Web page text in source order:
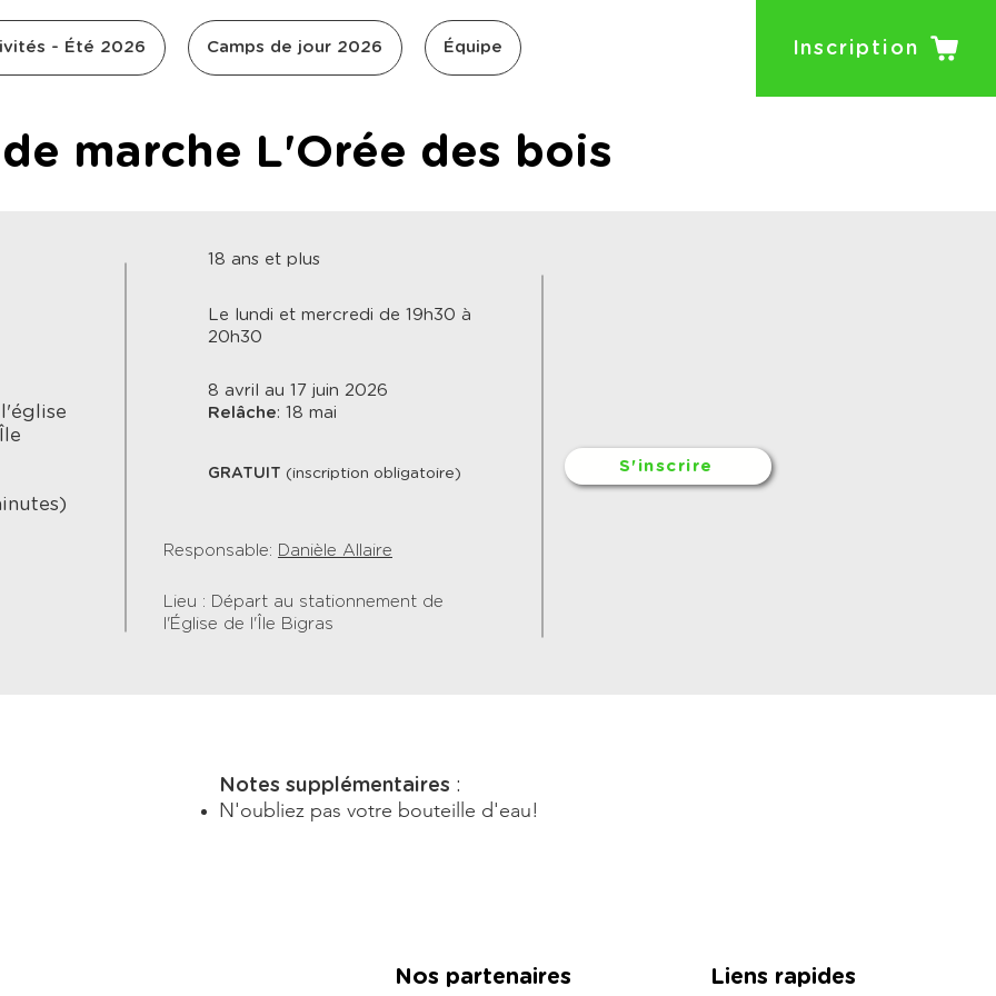
- Été 2026 Camps de jour 2026 Équipe Inscription
marche L'Orée des bois
18 ans et plus
Le lundi et mercredi de 19h30 à
20h30
8 avril au 17 juin 2026
Relâche: 18 mai
S'inscrire
Responsable: Danièle Allaire
GRATUIT (inscription obligatoire)
Lieu : Départ au stationnement de
l'Église de l'Île Bigras
Notes supplémentaires :
N'oubliez pas votre bouteille d'eau!
Nos partenaires Liens rapides